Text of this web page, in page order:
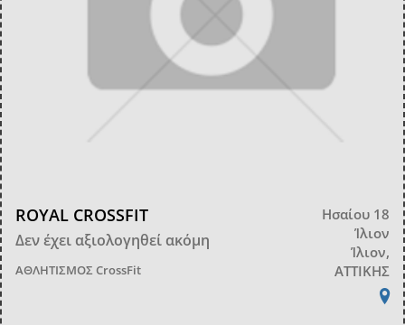
ROYAL CROSSFIT
Δεν έχει αξιολογηθεί ακόμη
ΑΘΛΗΤΙΣΜΟΣ CrossFit
Ησαίου 18
Ίλιον
Ίλιον,
ΑΤΤΙΚΗΣ